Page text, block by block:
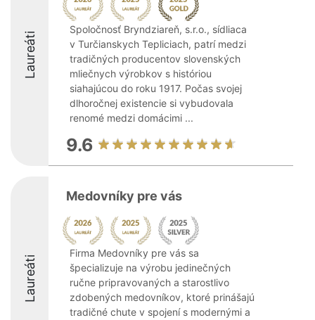
Laureáti
Spoločnosť Bryndziareň, s.r.o., sídliaca
v Turčianskych Tepliciach, patrí medzi
tradičných producentov slovenských
mliečnych výrobkov s históriou
siahajúcou do roku 1917. Počas svojej
dlhoročnej existencie si vybudovala
renomé medzi domácimi ...
9.6
Laureáti
Medovníky pre vás
Firma Medovníky pre vás sa
špecializuje na výrobu jedinečných
ručne pripravovaných a starostlivo
zdobených medovníkov, ktoré prinášajú
tradičné chute v spojení s modernými a